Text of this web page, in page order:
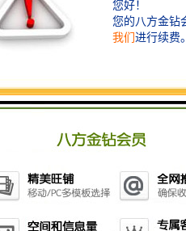
- 支持高分辨率视频和图像采集，确
2. **实时监控**：
3. **数据存储与管理**：
- 提供数据分类、标记、检索和管
- 支持单帧、多帧、快进、慢放等